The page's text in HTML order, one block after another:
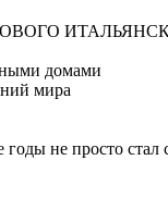
домами
мира
не просто